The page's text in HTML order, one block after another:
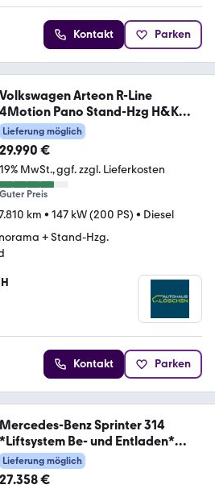
Kontakt Parken
Volkswagen Arteon R-Line
4Motion Pano Stand-Hzg H&K
Leder
Lieferung möglich
29.990 €
19% MwSt. ggf. zzgl. Lieferkosten
Guter Preis
km • 147 kW (200 PS) • Diesel
+ Stand-Hzg.
Kontakt Parken
Mercedes-Benz Sprinter 314
*Liftsystem Be- und Entladen*
(6040)
Lieferung möglich
27.358 €